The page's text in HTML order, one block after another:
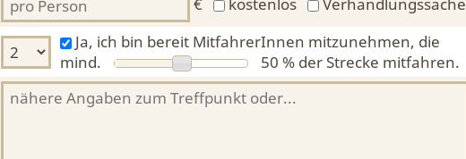
Ja, ich bin bereit MitfahrerInnen mitzunehmen, die
mind.
50 % der Strecke mitfahren.